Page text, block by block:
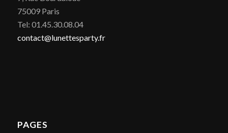
75009 Paris
Tel: 01.45.30.08.04
contact@lunettesparty.fr
PAGES